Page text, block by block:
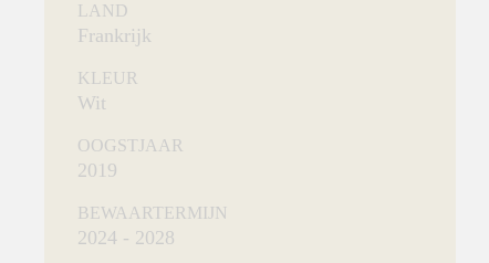
LAND
Frankrijk
KLEUR
Wit
OOGSTJAAR
2019
BEWAARTERMIJN
2024 - 2028